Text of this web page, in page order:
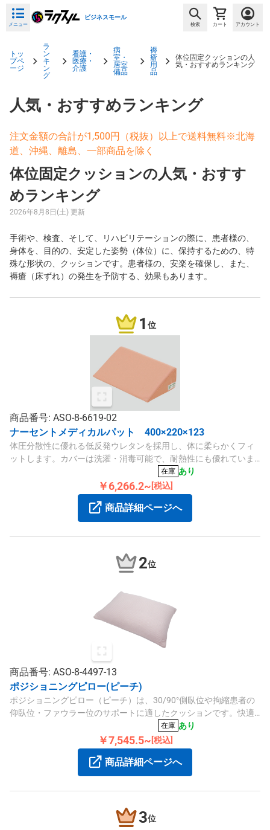
メニュー
ビジネスモール
検索 カート アカウント
トッ
プペ
ージ
ラ
ン
キ
ン
グ
看護・
医療・
介護
病
室・
居室
備品
褥
瘡
用
品
体位固定クッションの人
気・おすすめランキング
人気・おすすめランキング
注文金額の合計が1,500円（税抜）以上で送料無料※北海
道、沖縄、離島、一部商品を除く
体位固定クッションの人気・おすす
めランキング
2026年8月8日(土) 更新
手術や、検査、そして、リハビリテーションの際に、患者様の、
身体を、目的の、安定した姿勢（体位）に、保持するための、特
殊な形状の、クッションです。患者様の、安楽を確保し、また、
褥瘡（床ずれ）の発生を予防する、効果もあります。
1 位
商品番号: ASO-8-6619-02
ナーセントメディカルパット 400×220×123
体圧分散性に優れる低反発ウレタンを採用し、体に柔らかくフィ
ットします。カバーは洗濯・消毒可能で、耐熱性にも優れていま
在庫 あり
￥6,266.2~ [税込]
商品詳細ページへ
2位
商品番号: ASO-8-4497-13
ポジショニングピロー(ピーチ)
ポジショニングピロー（ピーチ）は、30/90°側臥位や拘縮患者の
仰臥位・ファウラー位のサポートに適したクッションです。快適
な体位変換や保持に役立ち、丸洗い可能で衛生的にご使用いただ
在庫 あり
￥7,545.5~ [税込]
商品詳細ページへ
3位